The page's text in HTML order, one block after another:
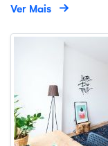
Ver Mais